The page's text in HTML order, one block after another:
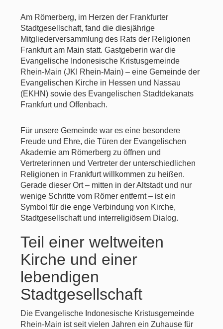
Am Römerberg, im Herzen der Frankfurter
Stadtgesellschaft, fand die diesjährige
Mitgliederversammlung des Rats der Religionen
Frankfurt am Main statt. Gastgeberin war die
Evangelische Indonesische Kristusgemeinde
Rhein-Main (JKI Rhein-Main) – eine Gemeinde der
Evangelischen Kirche in Hessen und Nassau
(EKHN) sowie des Evangelischen Stadtdekanats
Frankfurt und Offenbach.
Für unsere Gemeinde war es eine besondere
Freude und Ehre, die Türen der Evangelischen
Akademie am Römerberg zu öffnen und
Vertreterinnen und Vertreter der unterschiedlichen
Religionen in Frankfurt willkommen zu heißen.
Gerade dieser Ort – mitten in der Altstadt und nur
wenige Schritte vom Römer entfernt – ist ein
Symbol für die enge Verbindung von Kirche,
Stadtgesellschaft und interreligiösem Dialog.
Teil einer weltweiten
Kirche und einer
lebendigen
Stadtgesellschaft
Die Evangelische Indonesische Kristusgemeinde
Rhein-Main ist seit vielen Jahren ein Zuhause für